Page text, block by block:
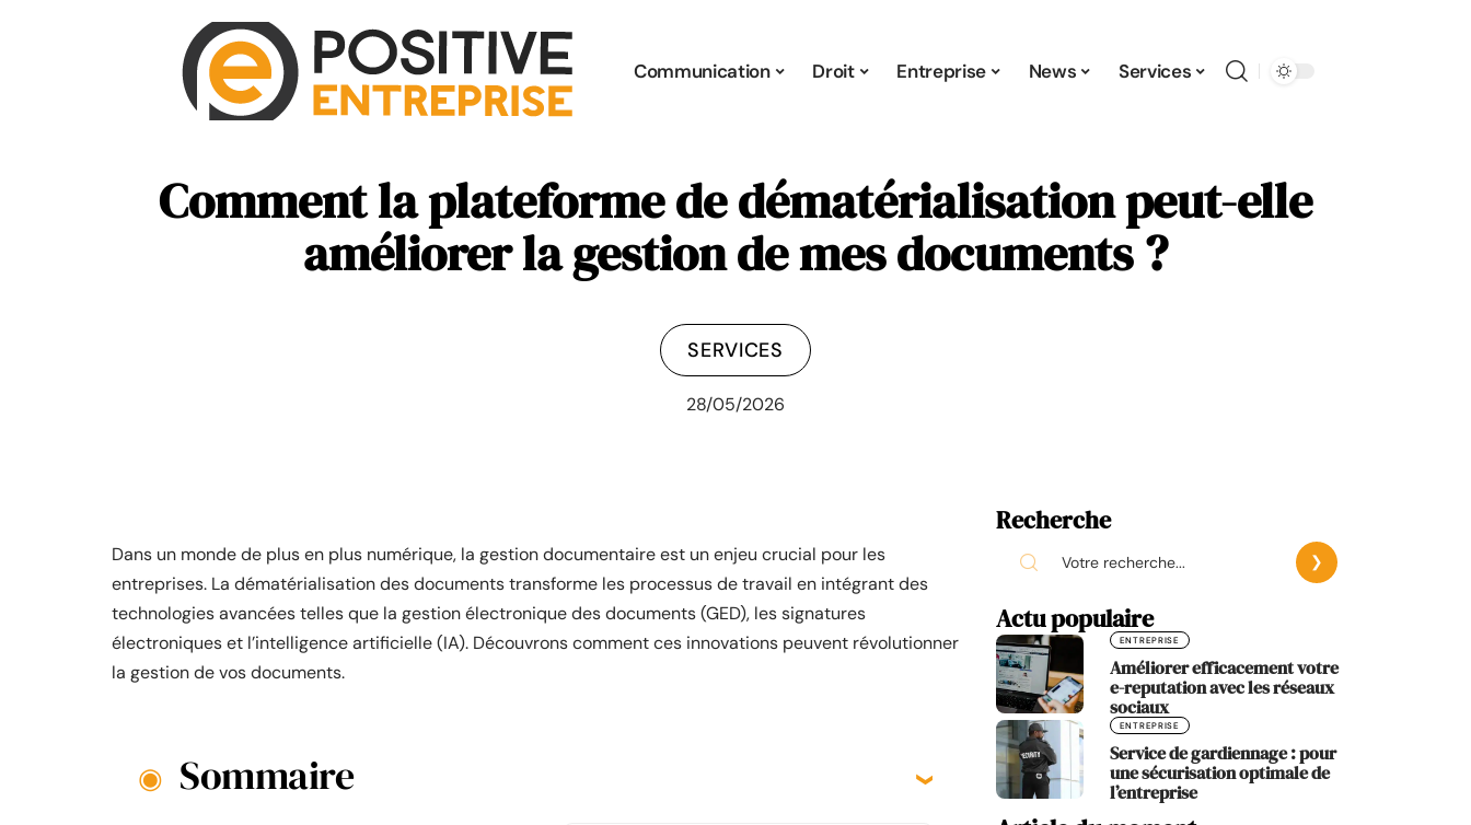
Communication Droit Entreprise News Services
Comment la plateforme de dématérialisation peut-elle
améliorer la gestion de mes documents ?
SERVICES
28/05/2026
Dans un monde de plus en plus numérique, la gestion documentaire est un enjeu crucial pour les
entreprises. La dématérialisation des documents transforme les processus de travail en intégrant des
technologies avancées telles que la gestion électronique des documents (GED), les signatures
électroniques et l’intelligence artificielle (IA). Découvrons comment ces innovations peuvent révolutionner
la gestion de vos documents.
Sommaire
Recherche
Actu populaire
ENTREPRISE
Améliorer efficacement votre
e-reputation avec les réseaux
sociaux
ENTREPRISE
Service de gardiennage : pour
une sécurisation optimale de
l’entreprise